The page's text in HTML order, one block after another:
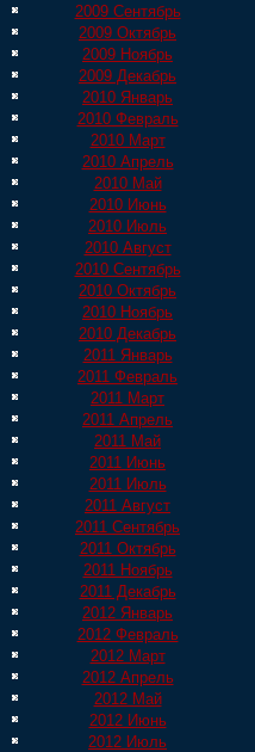
2009 Сентябрь
2009 Октябрь
2009 Ноябрь
2009 Декабрь
2010 Январь
2010 Февраль
2010 Март
2010 Апрель
2010 Май
2010 Июнь
2010 Июль
2010 Август
2010 Сентябрь
2010 Октябрь
2010 Ноябрь
2010 Декабрь
2011 Январь
2011 Февраль
2011 Март
2011 Апрель
2011 Май
2011 Июнь
2011 Июль
2011 Август
2011 Сентябрь
2011 Октябрь
2011 Ноябрь
2011 Декабрь
2012 Январь
2012 Февраль
2012 Март
2012 Апрель
2012 Май
2012 Июнь
2012 Июль